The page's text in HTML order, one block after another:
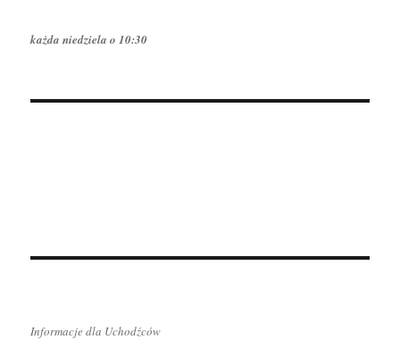
każda niedziela o 10:30
Informacje dla Uchodźców